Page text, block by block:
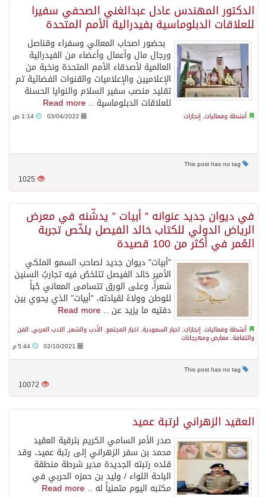
الدكتور المهندس عادل عبدالغني الصحفي سفيرا
للعلاقات الدبلوماسية بفيدرالية الأمم المتحدة
بحضور اصحاب المعالي وسفراء وقناصل
ورجال مال وأعمال وأعضاء من الفيدرالية
العالمية لأصدقاء الأمم المتحدة ونخبة من
الإعلاميين والإعلاميات والقنوات الفضائية تم
تقليد منصب سفير السلام والنوايا الحسنة
للعلاقات الدبلوماسية .. Read more
أنشطة وفعاليات, إنجازات 03/04/2022
1025
في ديوان جديد عنوانه ” أبيات ” يدشّنه في معرض
الرياض الدولي للكتاب خالد الفيصل يلخّص تجربة
العُمر في أكثر من 100 قصيدة
"أبيات" ديوان جديد لصاحب السمو الملكي
الأمير خالد الفيصل تتلخصُ فيه تجاربُ السنين
شعراً، وعلى الورق تتسامى المعاني حُباً
للوطن وولاءً لقيادته، "أبيات" الذي يحوي بين
دفتيه ما يزيد عن .. Read more
أنشطة وفعاليات, إنجازات, اخبار السعودية, اخبار المجتمع, الأدب والشعر, الادب العربي, الفن
والثقافة, معارض ومهرجانات
02/10/2021
10072
العقيد الزهراني لرتبة عميد
صدر الأمر السامي الكريم بترقية العقيد
محمد بن سفر الزهراني إلى رتبة عميد، وقد
قلده رتبته الجديدة مدير شرطة منطقة
الباحة اللواء / وليد بن حمزه الحربي في
مكتبه اليوم متمنياً له .. Read more